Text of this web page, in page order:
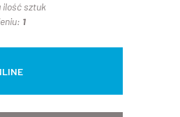
ilość sztuk
1